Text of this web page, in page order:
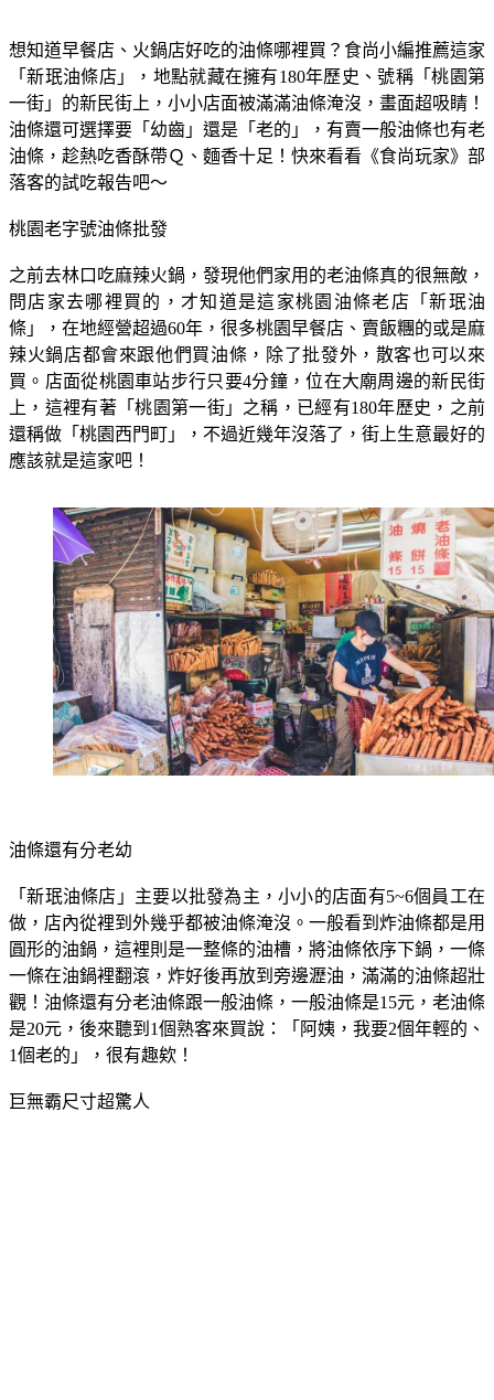
想知道早餐店、火鍋店好吃的油條哪裡買？食尚小編推薦這家
「新珉油條店」，地點就藏在擁有180年歷史、號稱「桃園第
一街」的新民街上，小小店面被滿滿油條淹沒，畫面超吸睛！
油條還可選擇要「幼齒」還是「老的」，有賣一般油條也有老
油條，趁熱吃香酥帶Ｑ、麵香十足！快來看看《食尚玩家》部
落客的試吃報告吧～
桃園老字號油條批發
之前去林口吃麻辣火鍋，發現他們家用的老油條真的很無敵，
問店家去哪裡買的，才知道是這家桃園油條老店「新珉油
條」，在地經營超過60年，很多桃園早餐店、賣飯糰的或是麻
辣火鍋店都會來跟他們買油條，除了批發外，散客也可以來
買。店面從桃園車站步行只要4分鐘，位在大廟周邊的新民街
上，這裡有著「桃園第一街」之稱，已經有180年歷史，之前
還稱做「桃園西門町」，不過近幾年沒落了，街上生意最好的
應該就是這家吧！
油條還有分老幼
「新珉油條店」主要以批發為主，小小的店面有5~6個員工在
做，店內從裡到外幾乎都被油條淹沒。一般看到炸油條都是用
圓形的油鍋，這裡則是一整條的油槽，將油條依序下鍋，一條
一條在油鍋裡翻滾，炸好後再放到旁邊瀝油，滿滿的油條超壯
觀！油條還有分老油條跟一般油條，一般油條是15元，老油條
是20元，後來聽到1個熟客來買說：「阿姨，我要2個年輕的、
1個老的」，很有趣欸！
巨無霸尺寸超驚人